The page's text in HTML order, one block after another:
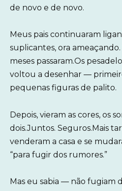
de novo e de novo.
Meus pais continuaram
suplicantes, ora
meses passaram.Os
voltou a desenhar —
pequenas figuras de palito.
Depois, vieram as cores, os
dois.Juntos. Seguros.Mais
venderam a casa e se
“para fugir dos rumores.”
Mas eu sabia — não fugiam